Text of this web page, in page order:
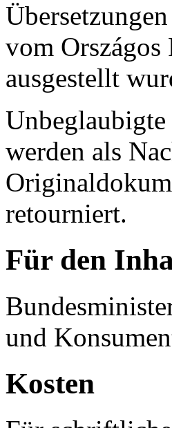
Übersetzungen
vom
ausgestellt
werden als
retourniert.
Für den
und
Kosten